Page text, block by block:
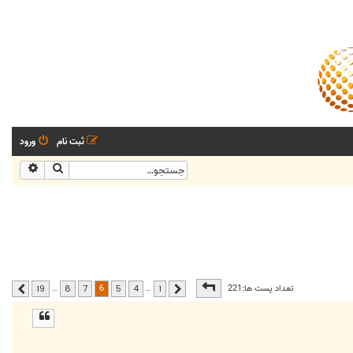
ورود
ثبت نام
جستجو
تعداد پست ها:221صفحه از19 قبلی 1
…
4
5
6
7
8
…
19 بعدی